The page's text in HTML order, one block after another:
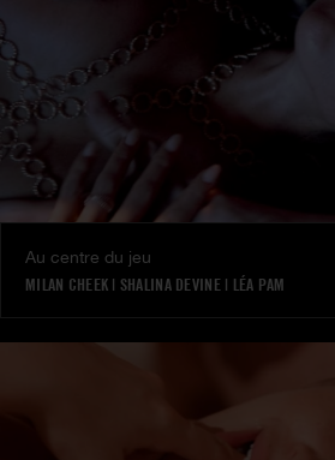
Au centre du jeu
MILAN CHEEK | SHALINA DEVINE| LÉA PAM